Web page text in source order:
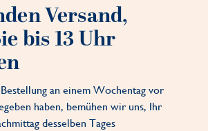
Versand,
bis 13 Uhr
an einem Wochentag vor
haben, bemühen wir uns, Ihr
desselben Tages